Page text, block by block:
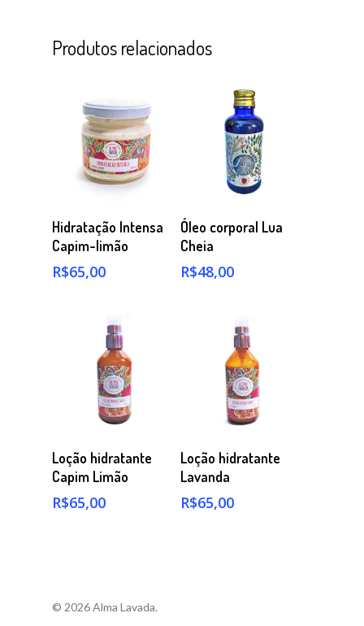
Produtos relacionados
Comprar
Hidratação Intensa
Capim-limão
R$65,00
Comprar
Óleo corporal Lua
Cheia
R$48,00
Comprar
Loção hidratante
Capim Limão
R$65,00
Comprar
Loção hidratante
Lavanda
R$65,00
© 2026 Alma Lavada.